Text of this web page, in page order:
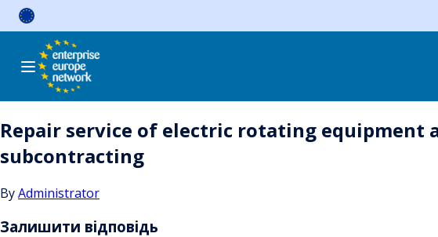
Skip
Repair service of electric rotating equipment
subcontracting
ByAdministrator
Залишити відповідь